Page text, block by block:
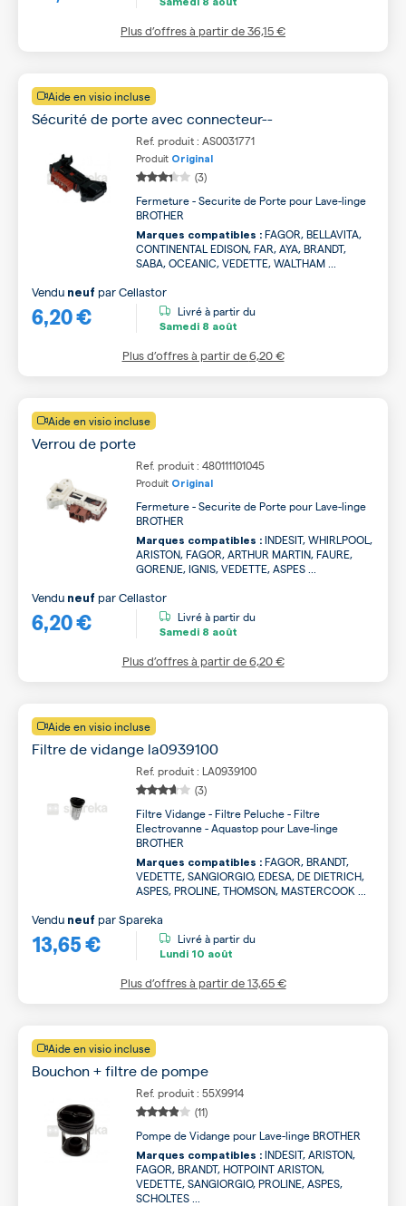
Plus d’offres à partir de36,15 €
Aide en visio incluse
Sécurité de porte avec connecteur--
Ref. produit : AS0031771
Produit Original
(3)
Fermeture - Securite de Porte pour Lave-linge
BROTHER
Marques compatibles : FAGOR, BELLAVITA,
CONTINENTAL EDISON, FAR, AYA, BRANDT,
SABA, OCEANIC, VEDETTE, WALTHAM ...
6,20 €
Vendu neuf parCellastor
Livré à partir du
Samedi 8 août
Plus d’offres à partir de6,20 €
Aide en visio incluse
Verrou de porte
Ref. produit : 480111101045
Produit Original
Fermeture - Securite de Porte pour Lave-linge
BROTHER
Marques compatibles : INDESIT, WHIRLPOOL,
ARISTON, FAGOR, ARTHUR MARTIN, FAURE,
GORENJE, IGNIS, VEDETTE, ASPES ...
6,20 €
Vendu neuf parCellastor
Livré à partir du
Samedi 8 août
Plus d’offres à partir de6,20 €
Aide en visio incluse
Filtre de vidange la0939100
Ref. produit : LA0939100
(3)
Filtre Vidange - Filtre Peluche - Filtre
Electrovanne - Aquastop pour Lave-linge
BROTHER
Marques compatibles : FAGOR, BRANDT,
VEDETTE, SANGIORGIO, EDESA, DE DIETRICH,
ASPES, PROLINE, THOMSON, MASTERCOOK ...
13,65 €
Vendu neuf parSpareka
Livré à partir du
Lundi 10 août
Plus d’offres à partir de13,65 €
Aide en visio incluse
Bouchon + filtre de pompe
Ref. produit : 55X9914
(11)
Pompe de Vidange pour Lave-linge BROTHER
Marques compatibles : INDESIT, ARISTON,
FAGOR, BRANDT, HOTPOINT ARISTON,
VEDETTE, SANGIORGIO, PROLINE, ASPES,
SCHOLTES ...